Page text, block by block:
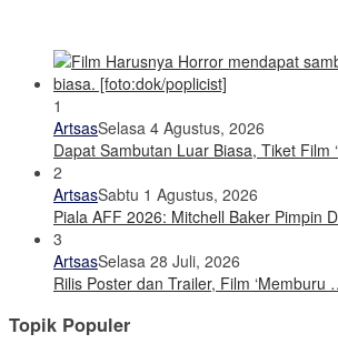
1
ArtsasSelasa 4 Agustus, 2026
Dapat Sambutan Luar Biasa, Tiket Film
2
ArtsasSabtu 1 Agustus, 2026
Piala AFF 2026: Mitchell Baker Pimpin
3
ArtsasSelasa 28 Juli, 2026
Rilis Poster dan Trailer, Film ‘Memburu
Topik Populer